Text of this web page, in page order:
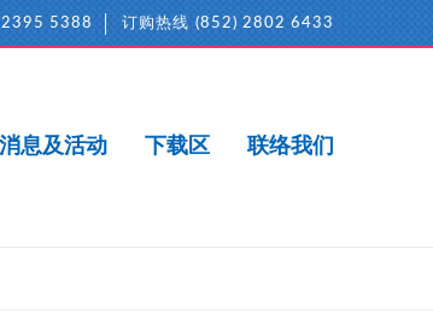
5388 订购热线 (852) 2802 6433
消息及活动 下载区 联络我们